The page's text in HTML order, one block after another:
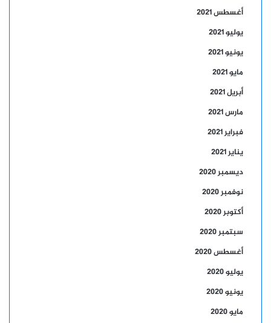
أغسطس 2021
يوليو 2021
يونيو 2021
مايو 2021
أبريل 2021
مارس 2021
فبراير 2021
يناير 2021
ديسمبر 2020
نوفمبر 2020
أكتوبر 2020
سبتمبر 2020
أغسطس 2020
يوليو 2020
يونيو 2020
مايو 2020